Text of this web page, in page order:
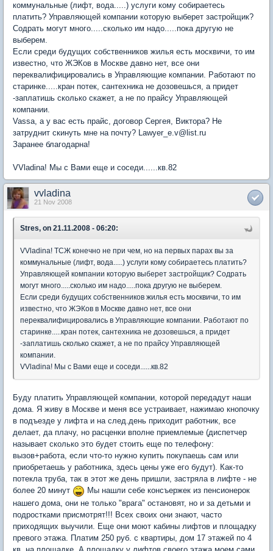
коммунальные (лифт, вода.....) услуги кому собираетесь
платить? Управляющей компании которую выберет застройщик?
Содрать могут много.....сколько им надо.....пока другую не
выберем.
Если среди будущих собственников жилья есть москвичи, то им
известно, что ЖЭКов в Москве давно нет, все они
переквалифицировались в Управляющие компании. Работают по
старинке.....кран потек, сантехника не дозовешься, а придет
-заплатишь сколько скажет, а не по прайсу Управляющей
компании.
Vassa, а у вас есть прайс, договор Сергея, Виктора? Не
затруднит скинуть мне на почту? Lawyer_e.v@list.ru
Заранее благодарна!
VVladina! Мы с Вами еще и соседи......кв.82
vvladina
21 Nov 2008
Stres, on 21.11.2008 - 06:20:
VVladina! ТСЖ конечно не при чем, но на первых парах вы за
коммунальные (лифт, вода.....) услуги кому собираетесь платить?
Управляющей компании которую выберет застройщик? Содрать
могут много.....сколько им надо.....пока другую не выберем.
Если среди будущих собственников жилья есть москвичи, то им
известно, что ЖЭКов в Москве давно нет, все они
переквалифицировались в Управляющие компании. Работают по
старинке.....кран потек, сантехника не дозовешься, а придет
-заплатишь сколько скажет, а не по прайсу Управляющей
компании.
VVladina! Мы с Вами еще и соседи......кв.82
Буду платить Управляющей компании, которой передадут наши
дома. Я живу в Москве и меня все устраивает, нажимаю кнопочку
в подъезде у лифта и на след.день приходит работник, все
делает, да плачу, но расценки вполне приемлемые (диспетчер
называет сколько это будет стоить еще по телефону:
вызов+работа, если что-то нужно купить покупаешь сам или
приобретаешь у работника, здесь цены уже его будут). Как-то
потекла труба, так в этот же день пришли, застряла в лифте - не
более 20 минут
Мы нашли себе консъержек из пенсионерок
нашего дома, они не только "врага" остановят, но и за детьми и
подростками присмотрят!!! Всех своих они знают, часто
приходящих выучили. Еще они моют кабины лифтов и площадку
превого этажа. Платим 250 руб. с квартиры, дом 17 этажей по 4